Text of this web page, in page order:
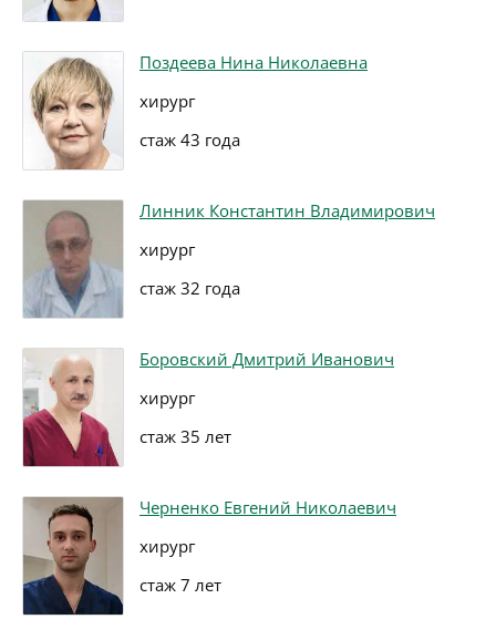
Поздеева Нина Николаевна
хирург
стаж 43 года
Линник Константин Владимирович
хирург
стаж 32 года
Боровский Дмитрий Иванович
хирург
стаж 35 лет
Черненко Евгений Николаевич
хирург
стаж 7 лет